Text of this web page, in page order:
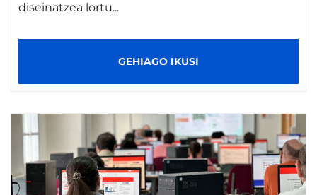
diseinatzea lortu...
GEHIAGO IKUSI